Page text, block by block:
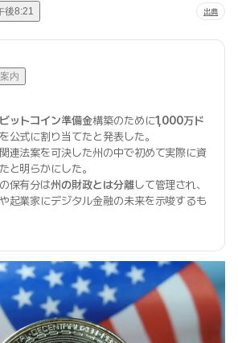
後8:21 出典
内
ットコイン準備金構築のために1,000万ド
公式に割り当てたと発表した。
連法案を可決した州の中で初めて実際に資
と明らかにした。
保有分は州の財政とは分離して管理され、
起業家にデジタル金融の未来を示唆するも